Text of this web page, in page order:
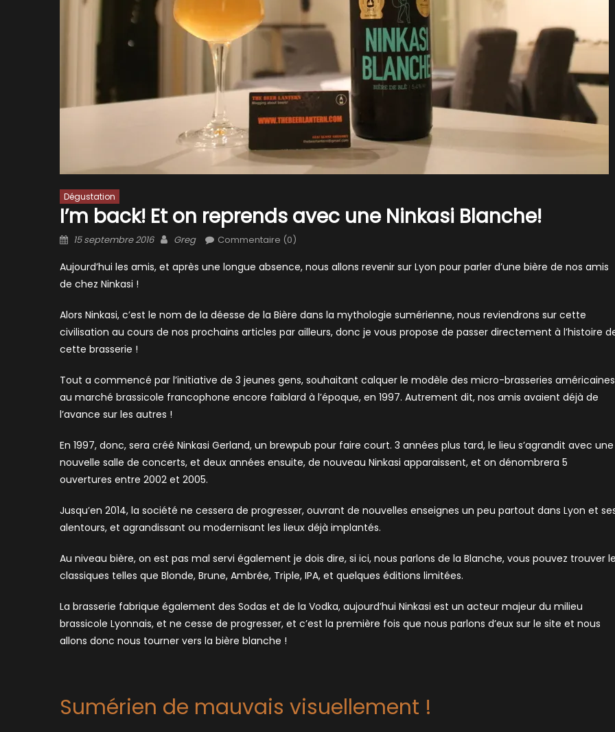
Dégustation
I’m back! Et on reprends avec une Ninkasi Blanche!
Posted
15 septembre 2016 Author
Greg Commentaire (0)
Aujourd’hui les amis, et après une longue absence, nous allons revenir sur Lyon pour parler d’une bière de nos amis
de chez Ninkasi !
Alors Ninkasi, c’est le nom de la déesse de la Bière dans la mythologie sumérienne, nous reviendrons sur cette
civilisation au cours de nos prochains articles par ailleurs, donc je vous propose de passer directement à l’histoire
cette brasserie !
Tout a commencé par l’initiative de 3 jeunes gens, souhaitant calquer le modèle des micro-brasseries américaines
au marché brassicole francophone encore faiblard à l’époque, en 1997. Autrement dit, nos amis avaient déjà de
l’avance sur les autres !
En 1997, donc, sera créé Ninkasi Gerland, un brewpub pour faire court. 3 années plus tard, le lieu s’agrandit avec une
nouvelle salle de concerts, et deux années ensuite, de nouveau Ninkasi apparaissent, et on dénombrera 5
ouvertures entre 2002 et 2005.
Jusqu’en 2014, la société ne cessera de progresser, ouvrant de nouvelles enseignes un peu partout dans Lyon et
alentours, et agrandissant ou modernisant les lieux déjà implantés.
Au niveau bière, on est pas mal servi également je dois dire, si ici, nous parlons de la Blanche, vous pouvez trouver
classiques telles que Blonde, Brune, Ambrée, Triple, IPA, et quelques éditions limitées.
La brasserie fabrique également des Sodas et de la Vodka, aujourd’hui Ninkasi est un acteur majeur du milieu
brassicole Lyonnais, et ne cesse de progresser, et c’est la première fois que nous parlons d’eux sur le site et nous
allons donc nous tourner vers la bière blanche !
Sumérien de mauvais visuellement !